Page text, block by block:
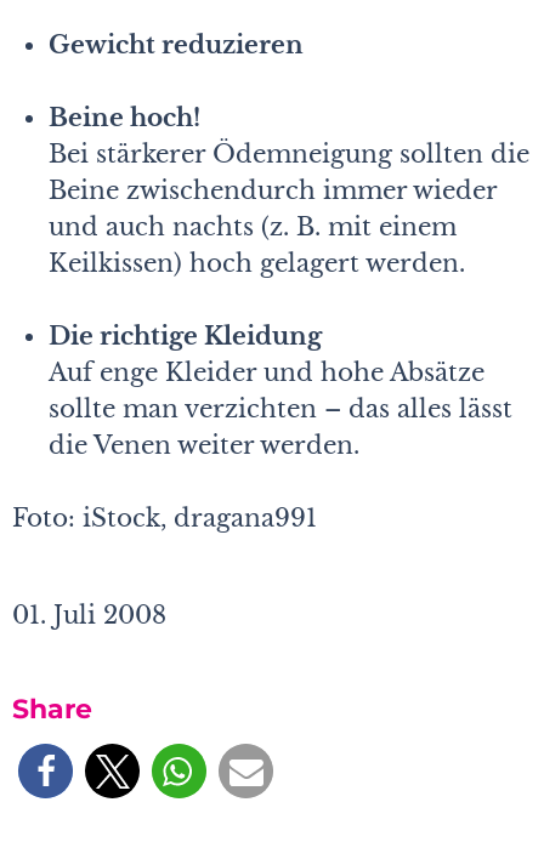
Gewicht reduzieren
Beine hoch!
Bei stärkerer Ödemneigung sollten die
Beine zwischendurch immer wieder
und auch nachts (z. B. mit einem
Keilkissen) hoch gelagert werden.
Die richtige Kleidung
Auf enge Kleider und hohe Absätze
sollte man verzichten – das alles lässt
die Venen weiter werden.
Foto: iStock, dragana991
01. Juli 2008
Share